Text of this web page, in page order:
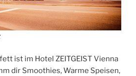
ist im Hotel ZEITGEIST Vienna
dir Smoothies, Warme Speisen,